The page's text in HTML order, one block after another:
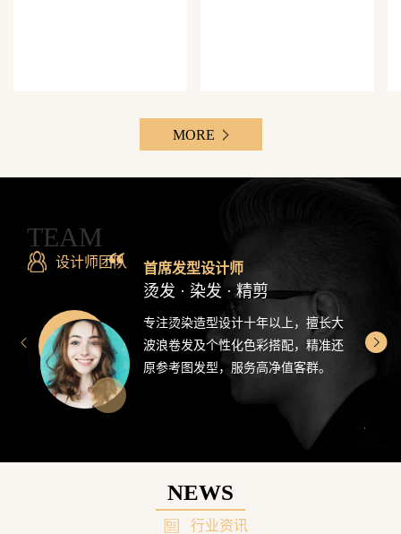
MORE
TEAM
设计师团队 首席发型设计师
烫发 · 染发 · 精剪
专注烫染造型设计十年以上，擅长大
波浪卷发及个性化色彩搭配，精准还
原参考图发型，服务高净值客群。
NEWS
行业资讯